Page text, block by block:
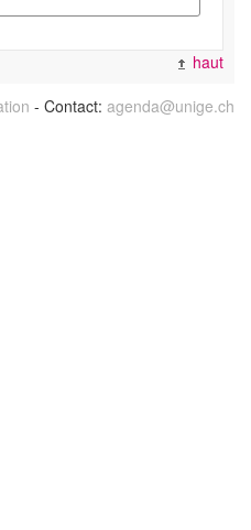
haut
- Contact: agenda@unige.ch